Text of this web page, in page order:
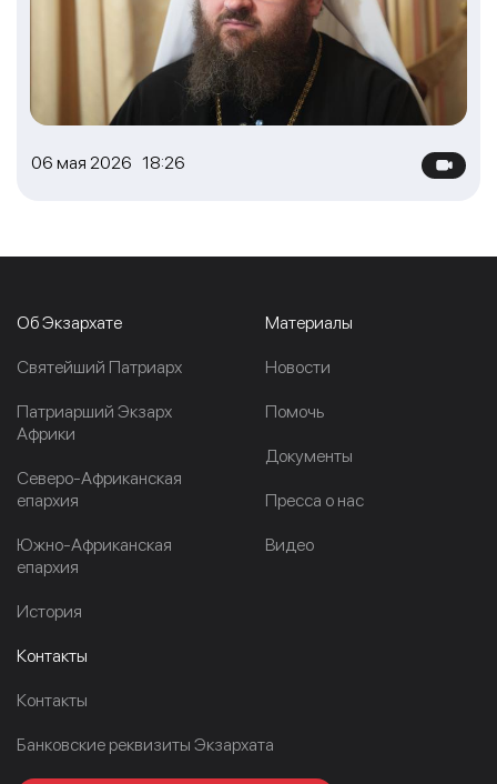
06 мая 2026 18:26
Об Экзархате
Cвятейший Патриарх
Патриарший Экзарх
Африки
Северо-Африканская
епархия
Южно-Африканская
епархия
История
Материалы
Новости
Помочь
Документы
Пресса о нас
Видео
Контакты
Контакты
Банковские реквизиты Экзархата